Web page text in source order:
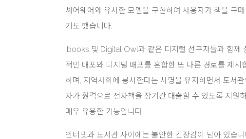
셰어웨어와 유사한 모델을 구현하여 사용자가 책을 구
기도 했습니다.
ibooks 및 Digital Owl과 같은 디지털 선구자들과 함께
적인 배포와 디지털 배포를 혼합한 또 다른 경로를 제
하며, 지역사회에 봉사한다는 사명을 유지하면서 도서
자가 원격으로 전자책을 장기간 대출할 수 있도록 지원
매우 유용한 기능입니다.
인터넷과 도서관 사이에는 불안한 긴장감이 남아 있습